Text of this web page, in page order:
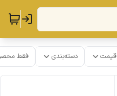
قیمت دسته‌بندی فقط